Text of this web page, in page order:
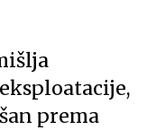
prema